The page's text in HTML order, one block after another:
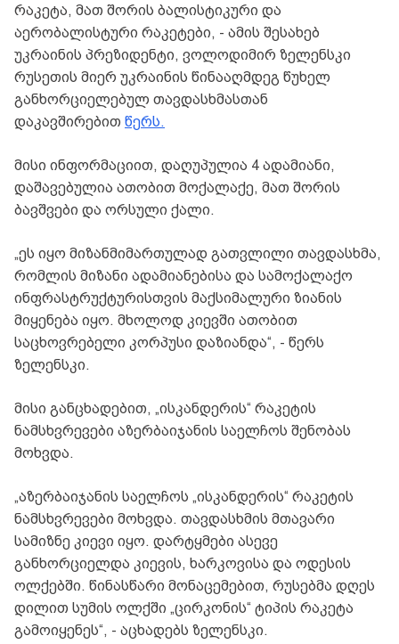
რაკეტა, მათ შორის ბალისტიკური და
აერობალისტური რაკეტები, - ამის შესახებ
უკრაინის პრეზიდენტი, ვოლოდიმირ ზელენსკი
რუსეთის მიერ უკრაინის წინააღმდეგ წუხელ
განხორციელებულ თავდასხმასთან
დაკავშირებით წერს.
მისი ინფორმაციით, დაღუპულია 4 ადამიანი,
დაშავებულია ათობით მოქალაქე, მათ შორის
ბავშვები და ორსული ქალი.
„ეს იყო მიზანმიმართულად გათვლილი თავდასხმა,
რომლის მიზანი ადამიანებისა და სამოქალაქო
ინფრასტრუქტურისთვის მაქსიმალური ზიანის
მიყენება იყო. მხოლოდ კიევში ათობით
საცხოვრებელი კორპუსი დაზიანდა“, - წერს
ზელენსკი.
მისი განცხადებით, „ისკანდერის“ რაკეტის
ნამსხვრევები აზერბაიჯანის საელჩოს შენობას
მოხვდა.
„აზერბაიჯანის საელჩოს „ისკანდერის“ რაკეტის
ნამსხვრევები მოხვდა. თავდასხმის მთავარი
სამიზნე კიევი იყო. დარტყმები ასევე
განხორციელდა კიევის, ხარკოვისა და ოდესის
ოლქებში. წინასწარი მონაცემებით, რუსებმა დღეს
დილით სუმის ოლქში „ცირკონის“ ტიპის რაკეტა
გამოიყენეს“, - აცხადებს ზელენსკი.